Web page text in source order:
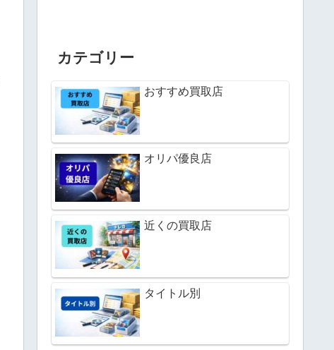
カテゴリー
おすすめ買取店
オリパ優良店
近くの買取店
タイトル別